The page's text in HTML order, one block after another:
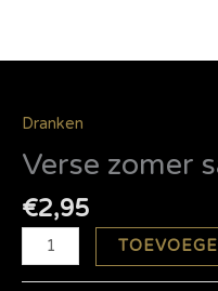
de
Dranken
Verse zomer
€2,95
sap